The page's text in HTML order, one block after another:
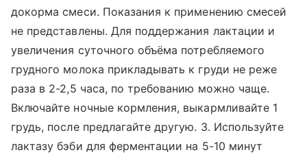
докорма смеси. Показания к применению смесей
не представлены. Для поддержания лактации и
увеличения суточного объёма потребляемого
грудного молока прикладывать к груди не реже
раза в 2-2,5 часа, по требованию можно чаще.
Включайте ночные кормления, выкармливайте 1
грудь, после предлагайте другую. 3. Используйте
лактазу бэби для ферментации на 5-10 минут